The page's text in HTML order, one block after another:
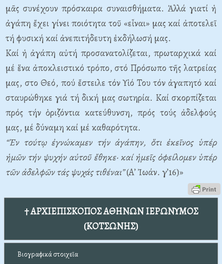
μᾶς συνέχουν πρόσκαιρα συναισθήματα. Ἀλλά γιατί ἡ
ἀγάπη ἔχει γίνει ποιότητα τοῦ «εἶναι» μας καί ἀποτελεῖ
τή φυσική καί ἀνεπιτήδευτη ἐκδήλωσή μας.
Καί ἡ ἀγάπη αὐτή προσανατολίζεται, πρωταρχικά καί
μέ ἕνα ἀποκλειστικό τρόπο, στό Πρόσωπο τῆς λατρείας
μας, στο Θεό, πού ἔστειλε τόν Υἱό Του τόν ἀγαπητό καί
σταυρώθηκε γιά τή δική μας σωτηρία. Καί σκορπίζεται
πρός τήν ὁριζόντια κατεύθυνση, πρός τούς ἀδελφούς
μας, μέ δύναμη καί μέ καθαρότητα.
“Ἐν τούτῳ ἐγνώκαμεν τήν ἀγάπην, ὅτι ἐκεῖνος ὑπέρ
ἡμῶν τήν ψυχήν αὐτοῦ ἔθηκε· καί ἡμεῖς ὀφείλομεν ὑπέρ
τῶν ἀδελφῶν τάς ψυχάς τιθέναι”(Α’ Ἰωάν. γ’16)»
† ΑΡΧΙΕΠΙΣΚΟΠΟΣ ΑΘΗΝΩΝ ΙΕΡΩΝΥΜΟΣ
(ΚΟΤΣΩΝΗΣ)
Βιογραφικά στοιχεῖα